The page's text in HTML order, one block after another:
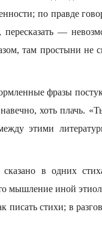
по правде
—
там простыни не
фразы
хоть плачь.
этими
в одних
мышление иной
стихи; в